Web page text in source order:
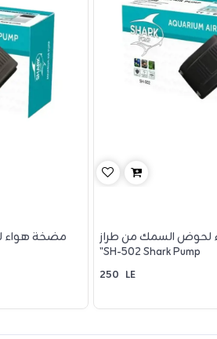
مضخة هواء
السمك من طراز
"SH-502 Shark Pump
250 LE